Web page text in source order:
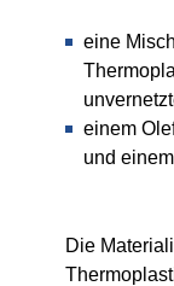
Karriere
Unternehmen
Akkreditiertes
eine
einem
und
Die